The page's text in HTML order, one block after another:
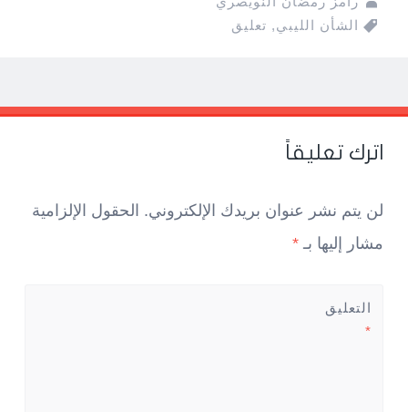
الشأن الليبي, تعليق
Post
navigation
←
→
اترك تعليقاً
لن يتم نشر عنوان بريدك الإلكتروني. الحقول الإلزامية
مشار إليها بـ *
التعليق
*